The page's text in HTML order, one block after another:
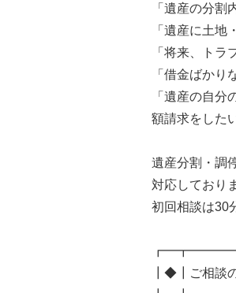
「遺産の分
「遺産に土
「将来、ト
「借金ばかり
「遺産の自
額請求をした
遺産分割・調
対応しており
初回相談は30
┃◆┃ご相談